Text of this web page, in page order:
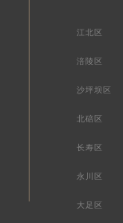
江北区
涪陵区
沙坪坝区
北碚区
长寿区
永川区
大足区